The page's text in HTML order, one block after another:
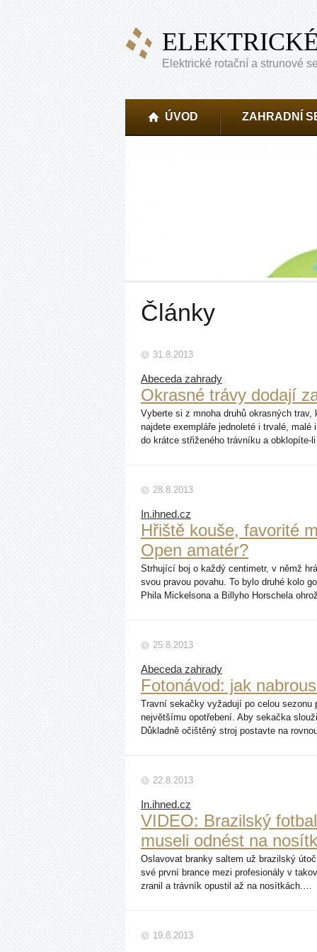
Elektrické rotační a strunové
ÚVOD ZAHRADNÍ
Články
31.8.2013
Abeceda zahrady
Okrasné trávy dodají
Vyberte si z mnoha druhů okrasných
najdete exempláře jednoleté i trvalé,
do krátce střiženého trávníku a
28.8.2013
In.ihned.cz
Hřiště kouše, favorité
Open amatér?
Strhující boj o každý centimetr, v němž
svou pravou povahu. To bylo druhé kolo
Phila Mickelsona a Billyho Horschela
25.8.2013
Abeceda zahrady
Fotonávod: jak
Travní sekačky vyžadují po celou sezonu
největšímu opotřebení. Aby sekačka
Důkladně očištěný stroj postavte na
22.8.2013
In.ihned.cz
VIDEO: Brazilský
museli odnést na
Oslavovat branky saltem už brazilský
své první brance mezi profesionály v
zranil a trávník opustil až na nosítkách.…
19.8.2013